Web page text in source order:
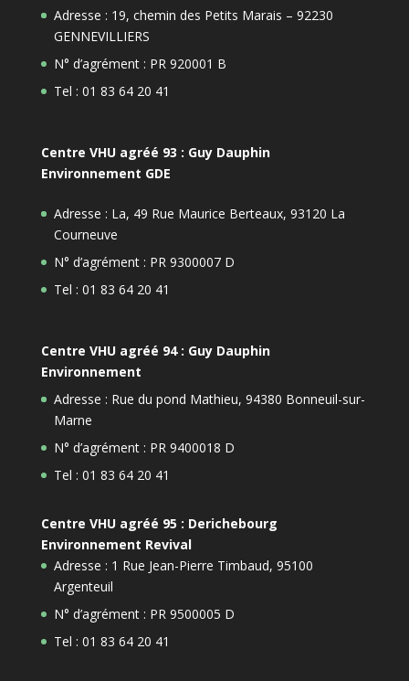
Adresse : 19, chemin des Petits Marais – 92230
GENNEVILLIERS
N° d’agrément : PR 920001 B
Tel : 01 83 64 20 41
Centre VHU agréé 93 : Guy Dauphin
Environnement GDE
Adresse : La, 49 Rue Maurice Berteaux, 93120 La
Courneuve
N° d’agrément : PR 9300007 D
Tel : 01 83 64 20 41
Centre VHU agréé 94 : Guy Dauphin
Environnement
Adresse : Rue du pond Mathieu, 94380 Bonneuil-sur-
Marne
N° d’agrément : PR 9400018 D
Tel : 01 83 64 20 41
Centre VHU agréé 95 : Derichebourg
Environnement Revival
Adresse : 1 Rue Jean-Pierre Timbaud, 95100
Argenteuil
N° d’agrément : PR 9500005 D
Tel : 01 83 64 20 41